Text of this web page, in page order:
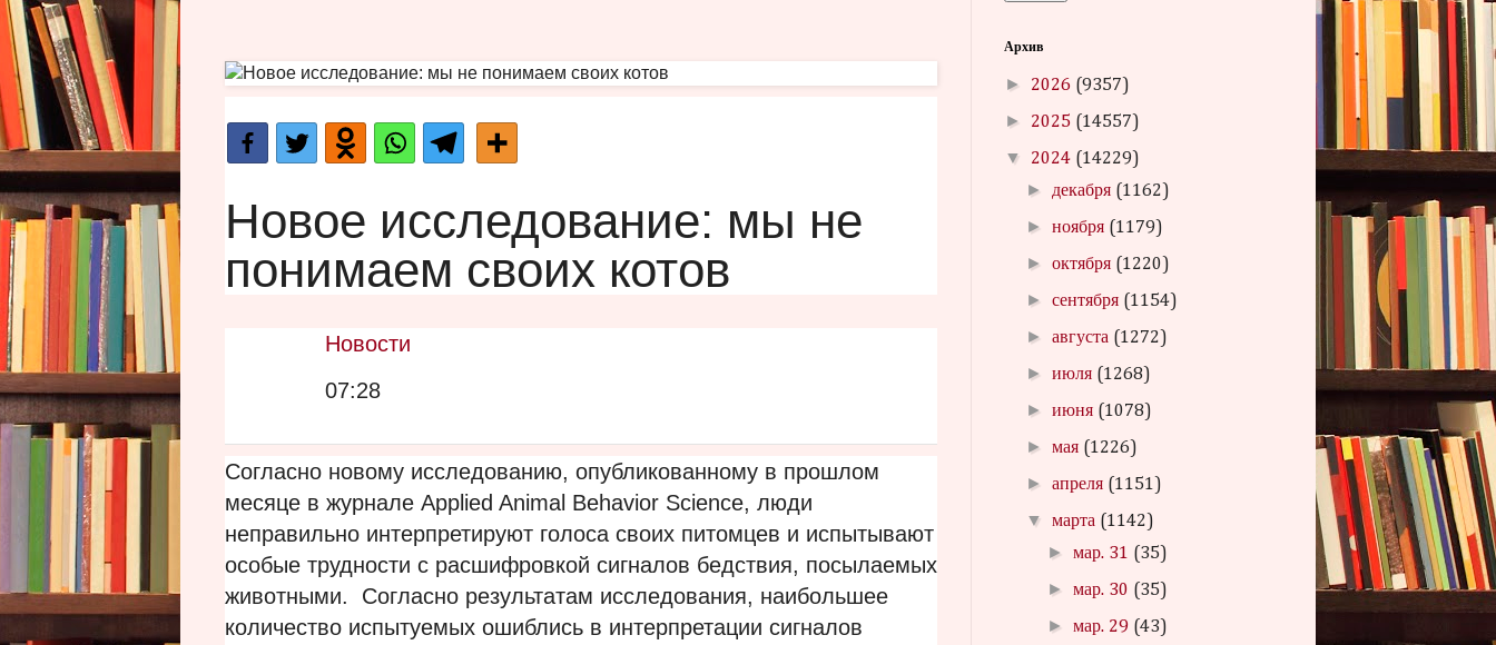
Новое исследование: мы не
понимаем своих котов
Новости
07:28
Согласно новому исследованию, опубликованному в прошлом
месяце в журнале Applied Animal Behavior Science, люди
неправильно интерпретируют голоса своих питомцев и испытывают
особые трудности с расшифровкой сигналов бедствия, посылаемых
животными. Согласно результатам исследования, наибольшее
количество испытуемых ошиблись в интерпретации сигналов
Архив
► 2026 (9357)
► 2025 (14557)
▼ 2024 (14229)
► декабря (1162)
►ноября (1179)
►октября (1220)
►сентября (1154)
►августа (1272)
►июля (1268)
►июня (1078)
►мая (1226)
►апреля (1151)
▼марта (1142)
►мар. 31 (35)
►мар. 30 (35)
►мар. 29 (43)